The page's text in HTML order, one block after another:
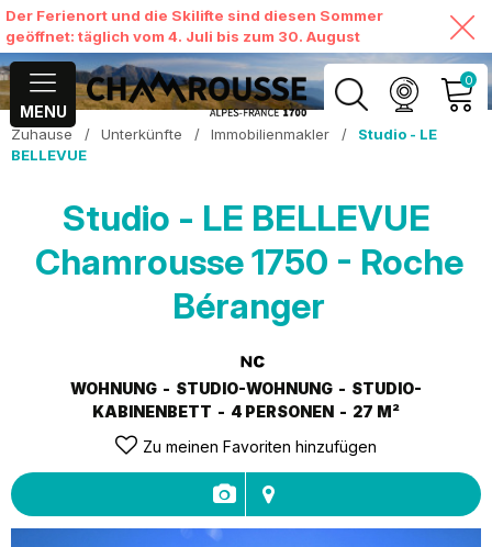
Der Ferienort und die Skilifte sind diesen Sommer
geöffnet: täglich vom 4. Juli bis zum 30. August
MENU
0
MEIN KONTO
ANSEHEN
Zuhause / Unterkünfte / Immobilienmakler /
Studio - LE
BELLEVUE
Studio - LE BELLEVUE
Chamrousse 1750 - Roche
Béranger
WOHNUNG STUDIO-WOHNUNG
STUDIO-
KABINENBETT
4 PERSONEN 27 M²
Zu meinen Favoriten hinzufügen